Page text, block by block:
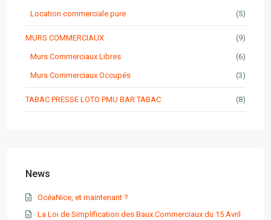
Location commerciale pure (5)
MURS COMMERCIAUX (9)
Murs Commerciaux Libres (6)
Murs Commerciaux Occupés (3)
TABAC PRESSE LOTO PMU BAR TABAC (8)
News
OcéaNice, et maintenant ?
La Loi de Simplification des Baux Commerciaux du 15 Avril